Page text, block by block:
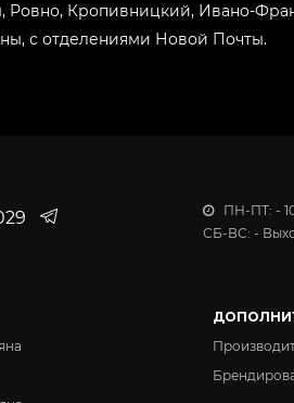
Кропивницкий, Ивано-
с отделениями Новой Почты.
ПН-ПТ: -
СБ-ВС: -